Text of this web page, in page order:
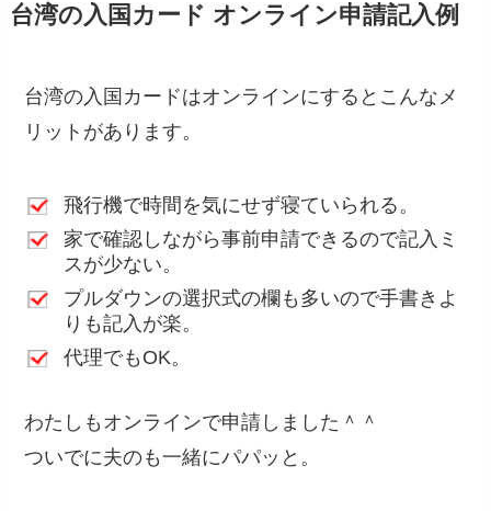
台湾の入国カード オンライン申請記入例
台湾の入国カードはオンラインにするとこんなメ
リットがあります。
飛行機で時間を気にせず寝ていられる。
家で確認しながら事前申請できるので記入ミ
スが少ない。
プルダウンの選択式の欄も多いので手書きよ
りも記入が楽。
代理でもOK。
わたしもオンラインで申請しました＾＾
ついでに夫のも一緒にパパッと。